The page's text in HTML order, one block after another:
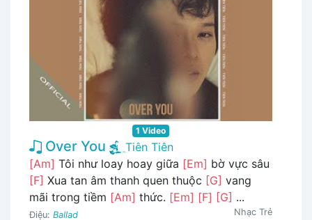
1 Video
Over You
Tiên Tiên
[Am] Tôi như loay hoay giữa [Em] bờ vực sâu
[F] Xua tan âm thanh quen thuộc [G] vang
mãi trong tiềm [Am] thức. [Em] [F] [G] ...
Điệu: Ballad Nhạc Trẻ